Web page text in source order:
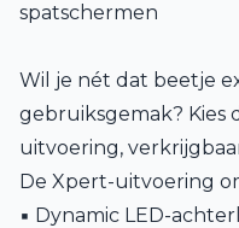
spatschermen
Wil je nét dat beetje
gebruiksgemak? Kies
uitvoering,
De Xpert-uitvoering
▪ Dynamic LED-